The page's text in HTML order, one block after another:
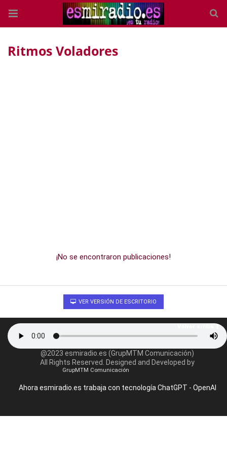
Ritmos Voladores
¡No se encontraron publicaciones!
VER VERSIÓN DE ESCRITORIO
@2023 esmiradio.es (GrupMTM Comunicación)
All Rights Reserved. Designed and Developed by
GrupMTM Comunicación
Ahora esmiradio.es trabaja con tecnología ChatGPT - OpenAI